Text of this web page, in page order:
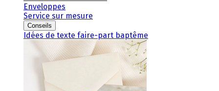
Enveloppes
Service sur mesure
Conseils
Idées de texte faire-part baptême